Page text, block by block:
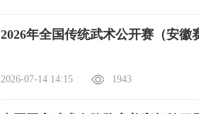
2026年全国传统武术公开赛（安徽
2026-07-14 14:15 1943